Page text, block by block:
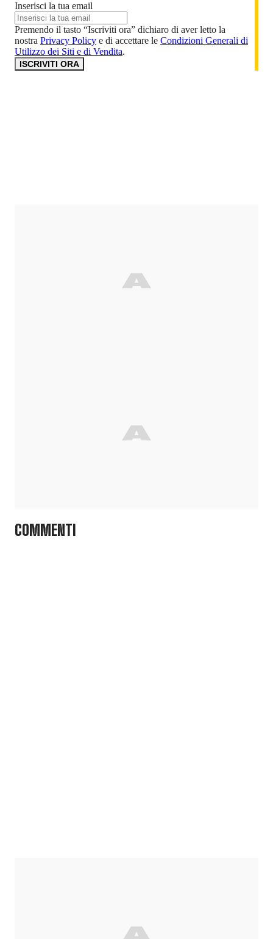
Inserisci la tua email
Premendo il tasto “Iscriviti ora” dichiaro di aver letto la
nostra Privacy Policy e di accettare le Condizioni Generali di
Utilizzo dei Siti e di Vendita.
ISCRIVITI ORA
COMMENTI